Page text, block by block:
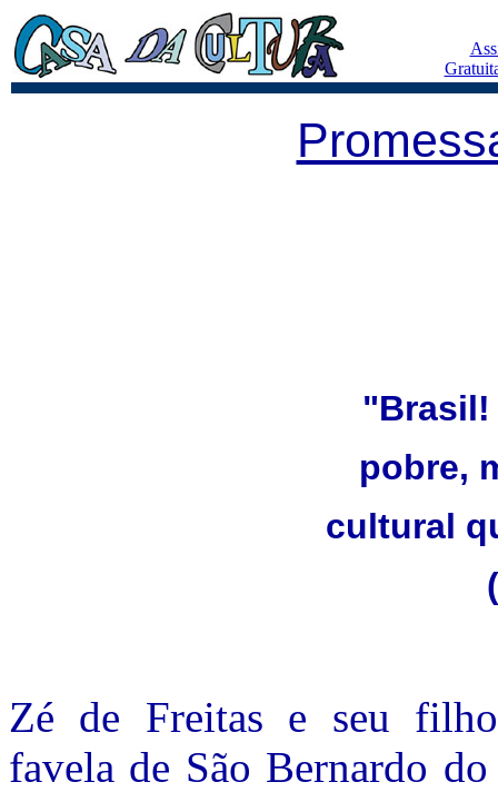
"Brasil!
pobre,
cultural
Zé de Freitas e seu filho
favela de São Bernardo